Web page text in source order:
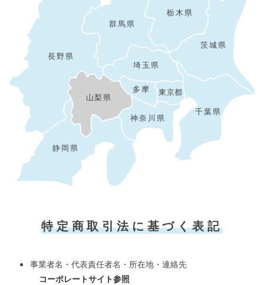
静岡県
神奈川県
山梨県
多摩 東京都
埼玉県
長野県
群馬県
千葉県
茨城県
栃木県
特定商取引法に基づく表記
事業者名・代表責任者名・所在地・連絡先
コーポレートサイト参照